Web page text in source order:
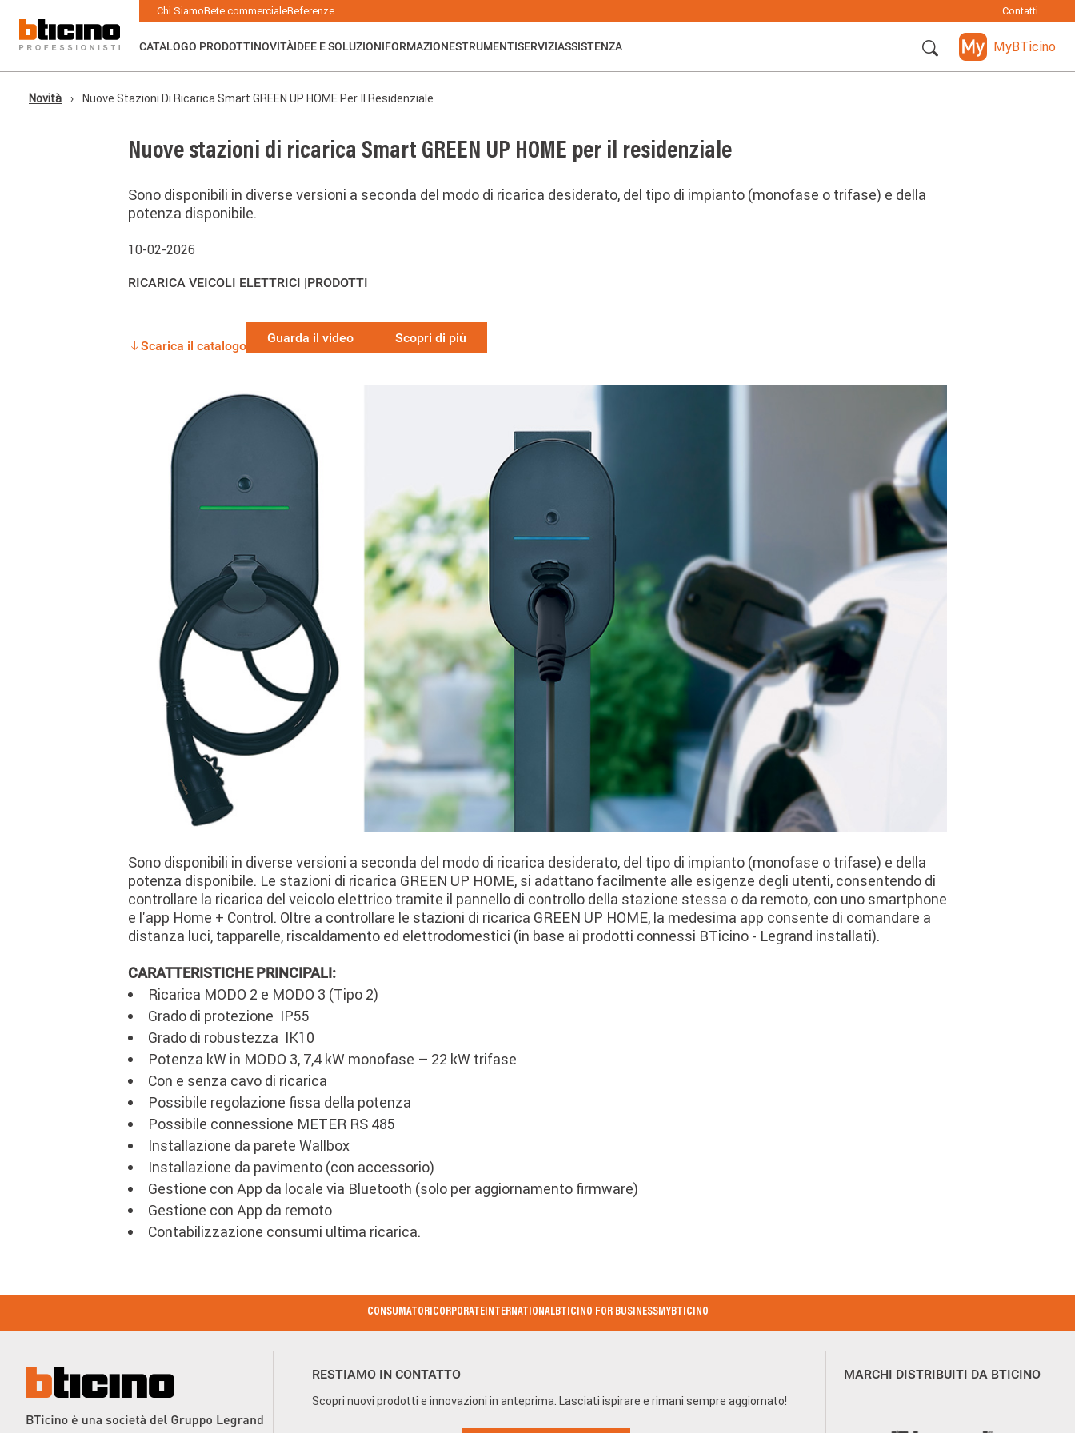
contenuto
principale
navigation
Chi SiamoRete commercialeReferenze Contatti
CATALOGO PRODOTTINOVITÀIDEE E SOLUZIONIFORMAZIONESTRUMENTISERVIZIASSISTENZA MyBTicino
Briciole
Novità Nuove Stazioni Di Ricarica Smart GREEN UP HOME Per Il Residenziale
Nuove stazioni di ricarica Smart GREEN UP HOME per il residenziale
Sono disponibili in diverse versioni a seconda del modo di ricarica desiderato, del tipo di impianto (monofase o trifase) e della
potenza disponibile.
10-02-2026
RICARICA VEICOLI ELETTRICI |PRODOTTI
Scarica il catalogo
Guarda il video Scopri di più
Sono disponibili in diverse versioni a seconda del modo di ricarica desiderato, del tipo di impianto (monofase o trifase) e della
potenza disponibile. Le stazioni di ricarica GREEN UP HOME, si adattano facilmente alle esigenze degli utenti, consentendo di
controllare la ricarica del veicolo elettrico tramite il pannello di controllo della stazione stessa o da remoto, con uno smartphone
e l'app Home + Control. Oltre a controllare le stazioni di ricarica GREEN UP HOME, la medesima app consente di comandare a
distanza luci, tapparelle, riscaldamento ed elettrodomestici (in base ai prodotti connessi BTicino - Legrand installati).
CARATTERISTICHE PRINCIPALI:
Ricarica MODO 2 e MODO 3 (Tipo 2)
Grado di protezione IP55
Grado di robustezza IK10
Potenza kW in MODO 3, 7,4 kW monofase – 22 kW trifase
Con e senza cavo di ricarica
Possibile regolazione fissa della potenza
Possibile connessione METER RS 485
Installazione da parete Wallbox
Installazione da pavimento (con accessorio)
Gestione con App da locale via Bluetooth (solo per aggiornamento firmware)
Gestione con App da remoto
Contabilizzazione consumi ultima ricarica.
CONSUMATORI CORPORATEINTERNATIONALBTICINO FOR BUSINESSMYBTICINO
RESTIAMO IN CONTATTO
Scopri nuovi prodotti e innovazioni in anteprima. Lasciati ispirare e rimani sempre aggiornato!
MARCHI DISTRIBUITI DA BTICINO